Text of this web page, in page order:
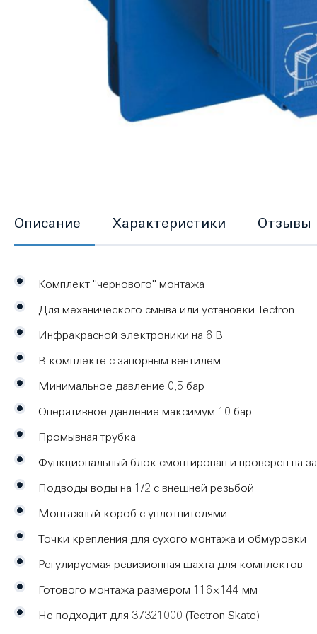
Описание
Комплект ''чернового'' монтажа
Для механического смыва или установки Tectron
Инфракрасной электроники на 6 В
В комплекте с запорным вентилем
Минимальное давление 0,5 бар
Оперативное давление максимум 10 бар
Промывная трубка
Функциональный блок смонтирован и проверен на
Подводы воды на 1/2 с внешней резьбой
Монтажный короб с уплотнителями
Точки крепления для сухого монтажа и обмуровки
Регулируемая ревизионная шахта для комплектов
Готового монтажа размером 116×144 мм
Не подходит для 37321000 (Tectron Skate)
Характеристики Отзывы